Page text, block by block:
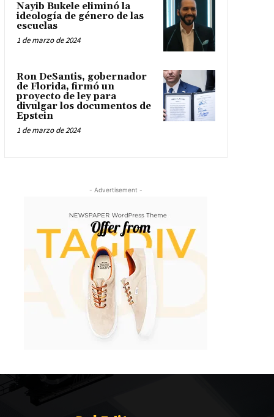
Nayib Bukele eliminó la
ideología de género de las
escuelas
1 de marzo de 2024
Ron DeSantis, gobernador
de Florida, firmó un
proyecto de ley para
divulgar los documentos de
Epstein
1 de marzo de 2024
- Advertisement -